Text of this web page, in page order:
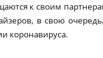
к своим
в свою
коронавируса.